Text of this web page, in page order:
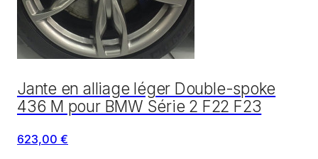
Jante en alliage léger Double-spoke
436 M pour BMW Série 2 F22 F23
623,00 €